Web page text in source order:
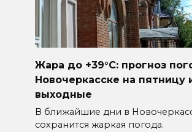
Жара до +39°C: прогноз
Новочеркасске на пятницу
выходные
В ближайшие дни в
сохранится жаркая погода.